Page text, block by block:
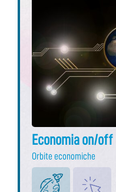
Economia on/off
Orbite economiche